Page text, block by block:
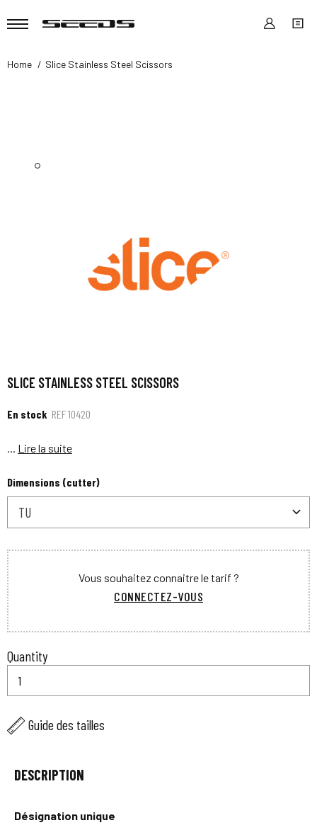
Home Slice Stainless Steel Scissors
SLICE STAINLESS STEEL SCISSORS
En stock REF10420
... Lire la suite
Dimensions (cutter)
TU
Vous souhaitez connaitre le tarif ?
CONNECTEZ-VOUS
Quantity
Guide des tailles
DESCRIPTION
Désignation unique